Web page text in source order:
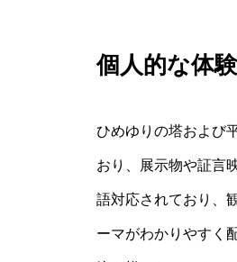
個人的な体
ひめゆりの塔および
おり、展示物や証言
語対応されており、
ーマがわかりやすく